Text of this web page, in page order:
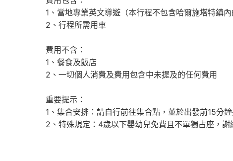
1、當地專業英文導遊（本行程不包含哈爾施塔特鎮
2、行程所需用車
費用不含：
1、餐食及飯店
2、一切個人消費及費用包含中未提及的任何費用
重要提示：
1、集合安排：請自行前往集合點，並於出發前15分
2、特殊規定：4歲以下嬰幼兒免費且不單獨占座，謝